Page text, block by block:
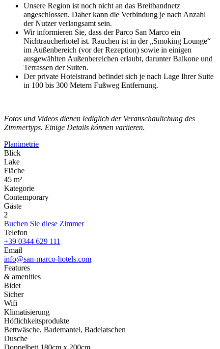
Unsere Region ist noch nicht an das Breitbandnetz
angeschlossen. Daher kann die Verbindung je nach Anzahl
der Nutzer verlangsamt sein.
Wir informieren Sie, dass der Parco San Marco ein
Nichtraucherhotel ist. Rauchen ist in der „Smoking Lounge“
im Außenbereich (vor der Rezeption) sowie in einigen
ausgewählten Außenbereichen erlaubt, darunter Balkone und
Terrassen der Suiten.
Der private Hotelstrand befindet sich je nach Lage Ihrer Suite
in 100 bis 300 Metern Fußweg Entfernung.
Fotos und Videos dienen lediglich der Veranschaulichung des
Zimmertyps. Einige Details können variieren.
Planimetrie
Blick
Lake
Fläche
45 m²
Kategorie
Contemporary
Gäste
2
Buchen Sie diese Zimmer
Telefon
+39 0344 629 111
Email
info@san-marco-hotels.com
Features
& amenities
Bidet
Sicher
Wifi
Klimatisierung
Höflichkeitsprodukte
Bettwäsche, Bademantel, Badelatschen
Dusche
Doppelbett 180cm x 200cm